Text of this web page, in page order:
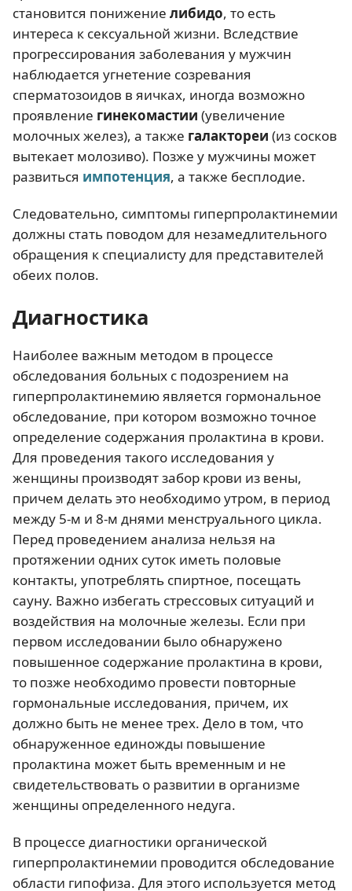
становится понижение либидо, то есть
интереса к сексуальной жизни. Вследствие
прогрессирования заболевания у мужчин
наблюдается угнетение созревания
сперматозоидов в яичках, иногда возможно
проявление гинекомастии (увеличение
молочных желез), а также галактореи (из сосков
вытекает молозиво). Позже у мужчины может
развиться импотенция, а также бесплодие.
Следовательно, симптомы гиперпролактинемии
должны стать поводом для незамедлительного
обращения к специалисту для представителей
обеих полов.
Диагностика
Наиболее важным методом в процессе
обследования больных с подозрением на
гиперпролактинемию является гормональное
обследование, при котором возможно точное
определение содержания пролактина в крови.
Для проведения такого исследования у
женщины производят забор крови из вены,
причем делать это необходимо утром, в период
между 5-м и 8-м днями менструального цикла.
Перед проведением анализа нельзя на
протяжении одних суток иметь половые
контакты, употреблять спиртное, посещать
сауну. Важно избегать стрессовых ситуаций и
воздействия на молочные железы. Если при
первом исследовании было обнаружено
повышенное содержание пролактина в крови,
то позже необходимо провести повторные
гормональные исследования, причем, их
должно быть не менее трех. Дело в том, что
обнаруженное единожды повышение
пролактина может быть временным и не
свидетельствовать о развитии в организме
женщины определенного недуга.
В процессе диагностики органической
гиперпролактинемии проводится обследование
области гипофиза. Для этого используется метод